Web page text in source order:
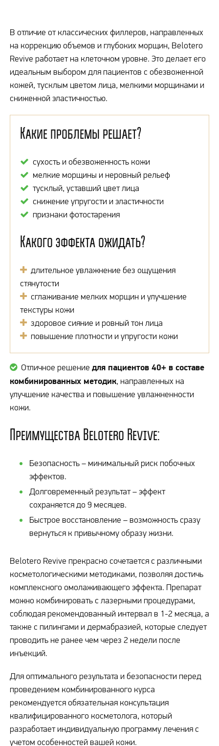
В отличие от классических филлеров, направленных
на коррекцию объемов и глубоких морщин, Belotero
Revive работает на клеточном уровне. Это делает его
идеальным выбором для пациентов с обезвоженной
кожей, тусклым цветом лица, мелкими морщинами и
сниженной эластичностью.
Какие проблемы решает?
сухость и обезвоженность кожи
мелкие морщины и неровный рельеф
тусклый, уставший цвет лица
снижение упругости и эластичности
признаки фотостарения
Какого эффекта ожидать?
длительное увлажнение без ощущения
стянутости
сглаживание мелких морщин и улучшение
текстуры кожи
здоровое сияние и ровный тон лица
повышение плотности и упругости кожи
Отличное решение для пациентов 40+ в составе
комбинированных методик, направленных на
улучшение качества и повышение увлажненности
кожи.
Преимущества Belotero Revive:
Безопасность – минимальный риск побочных
эффектов.
Долговременный результат – эффект
сохраняется до 9 месяцев.
Быстрое восстановление – возможность сразу
вернуться к привычному образу жизни.
Belotero Revive прекрасно сочетается с различными
косметологическими методиками, позволяя достичь
комплексного омолаживающего эффекта. Препарат
можно комбинировать с лазерными процедурами,
соблюдая рекомендованный интервал в 1-2 месяца, а
также с пилингами и дермабразией, которые следует
проводить не ранее чем через 2 недели после
инъекций.
Для оптимального результата и безопасности перед
проведением комбинированного курса
рекомендуется обязательная консультация
квалифицированного косметолога, который
разработает индивидуальную программу лечения с
учетом особенностей вашей кожи.